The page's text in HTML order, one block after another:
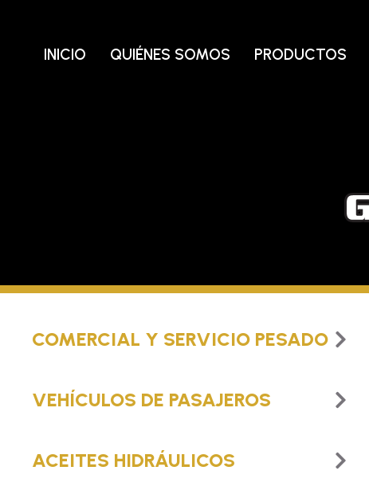
contenidoINICIO QUIÉNES SOMOS PRODUCTOS
COMERCIAL Y SERVICIO PESADO
VEHÍCULOS DE PASAJEROS
ACEITES HIDRÁULICOS